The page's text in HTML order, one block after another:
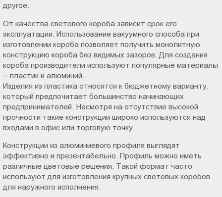
другое.
От качества светового короба зависит срок его
эксплуатации. Использование вакуумного способа при
изготовлении короба позволяет получить монолитную
конструкцию короба без видимых зазоров. Для создания
короба производители используют популярные материалы
– пластик и алюминий.
Изделия из пластика относятся к бюджетному варианту,
который предпочитает большинство начинающих
предпринимателей. Несмотря на отсутствие высокой
прочности такие конструкции широко используются над
входами в офис или торговую точку.
Конструкции из алюминиевого профиля выглядят
эффективно и презентабельно. Профиль можно иметь
различные цветовые решения. Такой формат часто
используют для изготовления крупных световых коробов
для наружного исполнения.